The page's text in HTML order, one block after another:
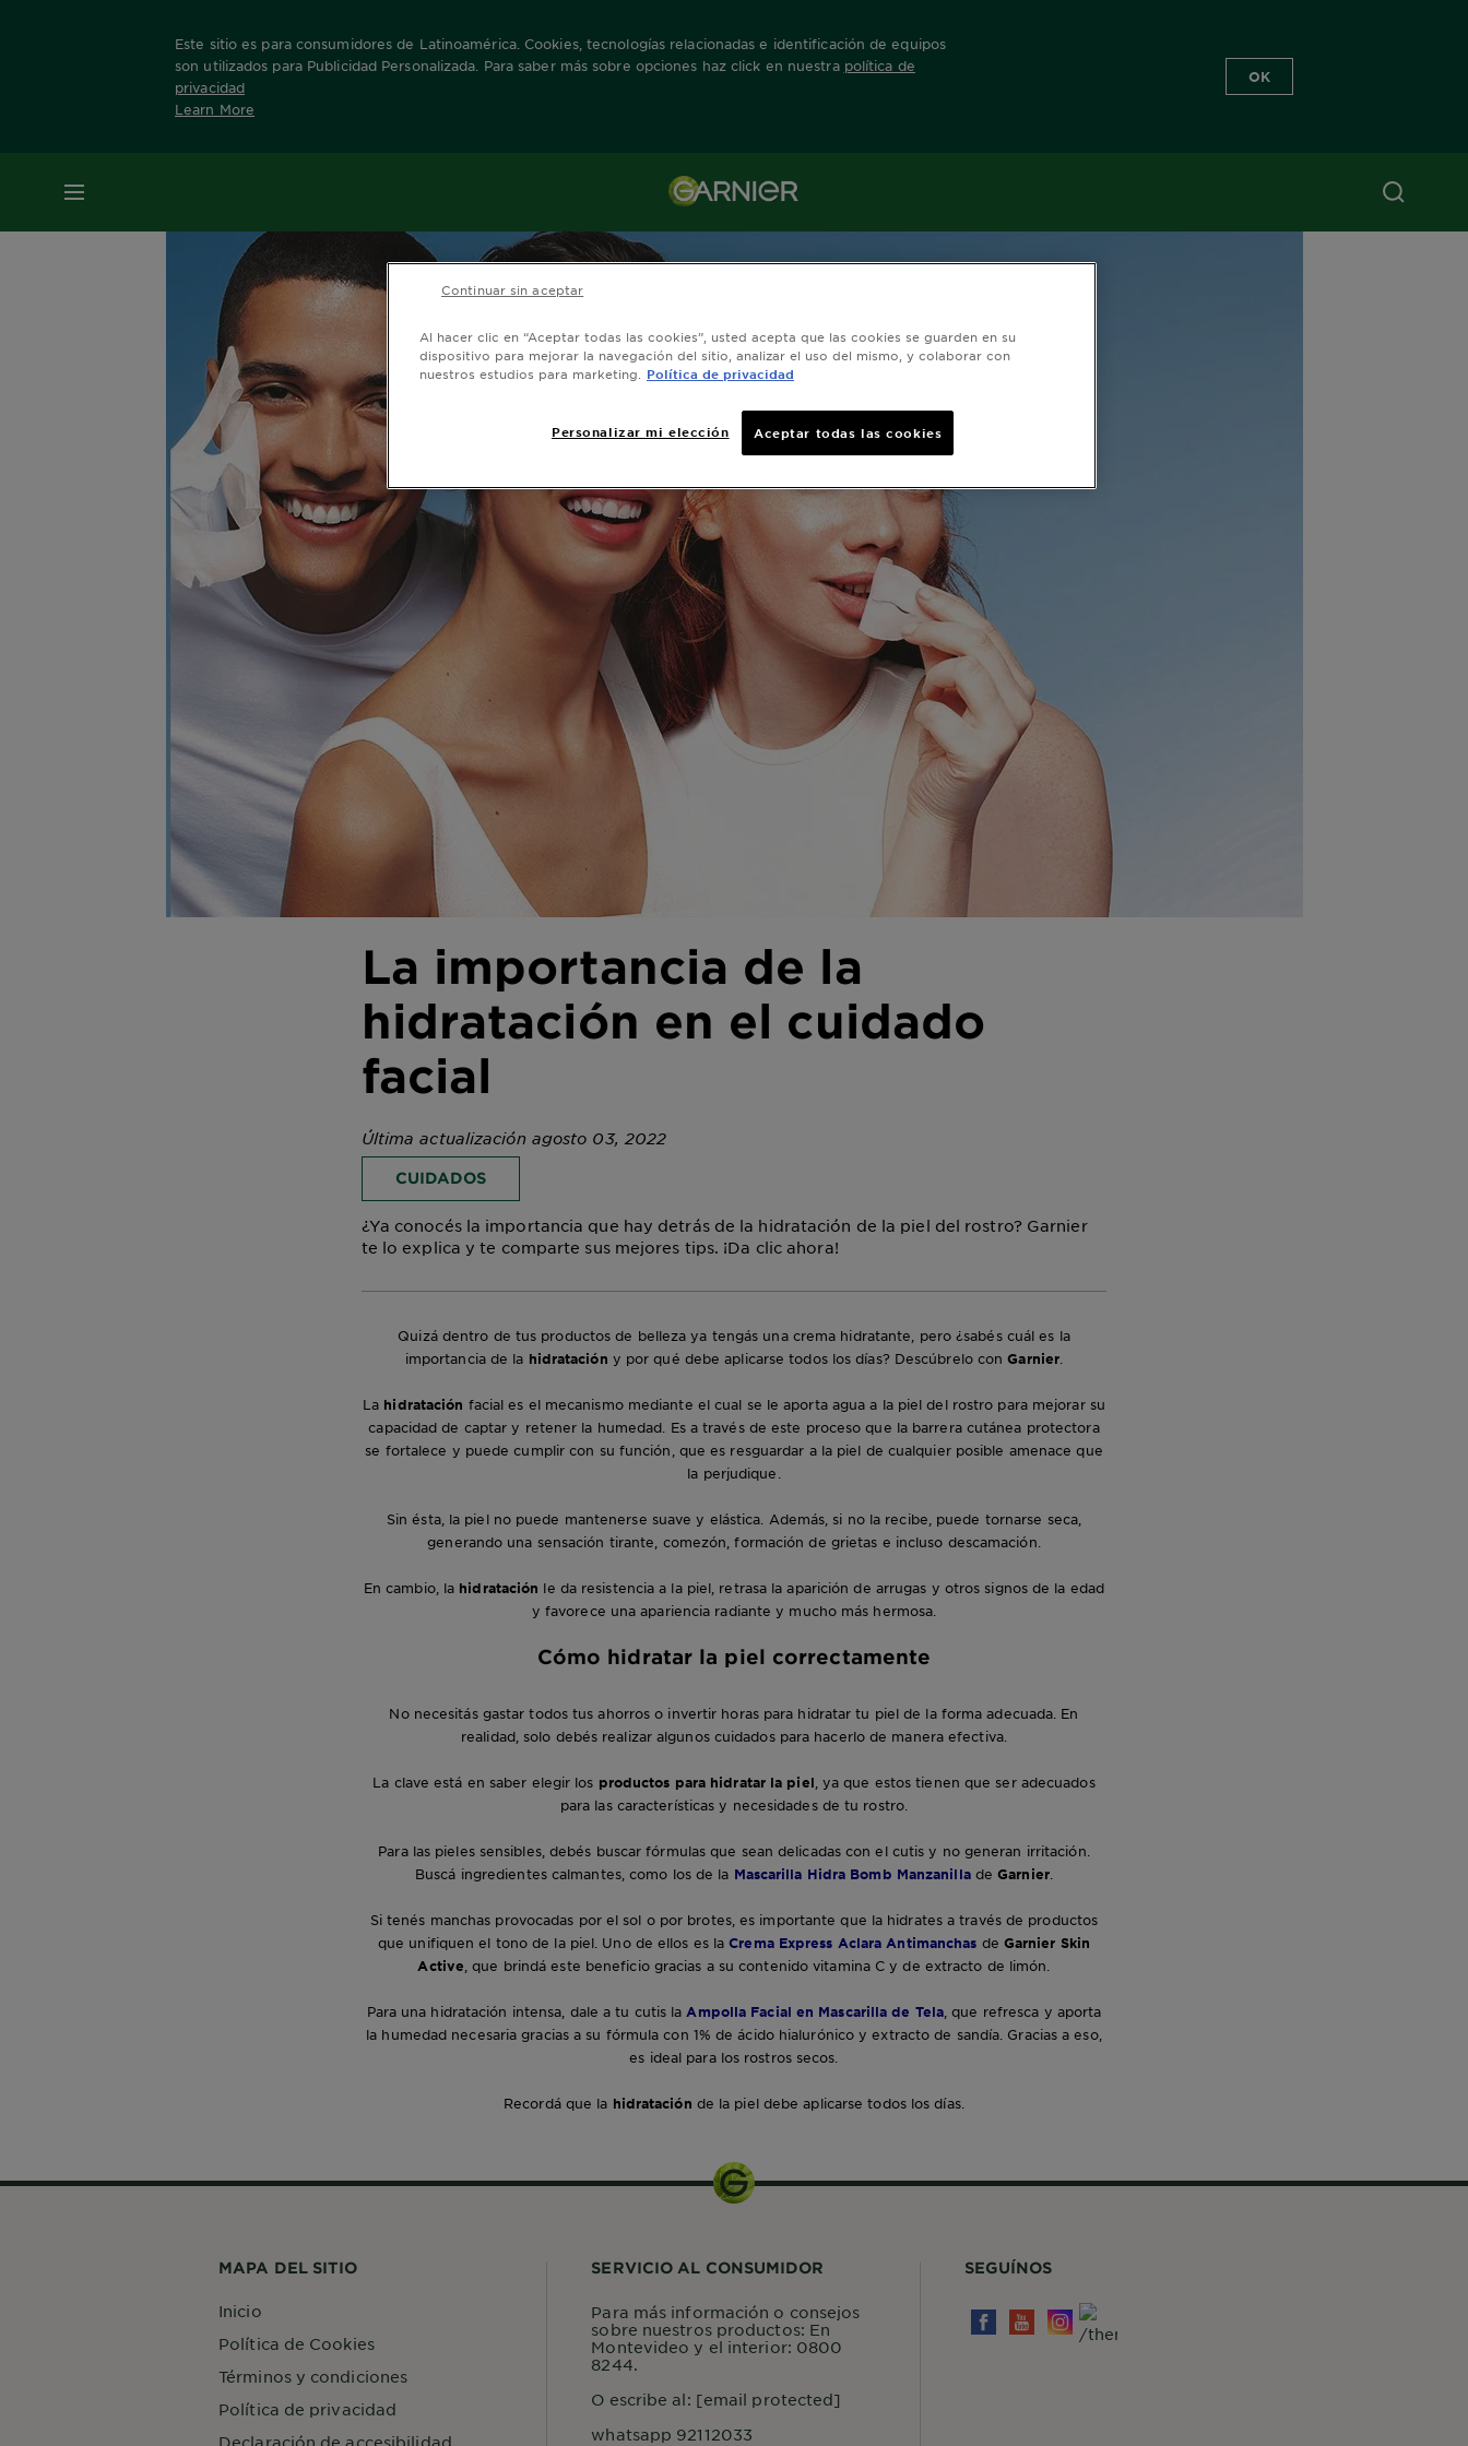
Este sitio es para consumidores de Latinoamérica. Cookies, tecnologías relacionadas e identificación de equipos
son utilizados para Publicidad Personalizada. Para saber más sobre opciones haz click en nuestra política de
privacidad
Learn More
OK
MENÚ
Home Tips
La importancia de la
hidratación en el cuidado
facial
Última actualización agosto 03, 2022
CUIDADOS
¿Ya conocés la importancia que hay detrás de la hidratación de la piel del rostro? Garnier
te lo explica y te comparte sus mejores tips. ¡Da clic ahora!
Quizá dentro de tus productos de belleza ya tengás una crema hidratante, pero ¿sabés cuál es la
importancia de la hidratación y por qué debe aplicarse todos los días? Descúbrelo conGarnier
La hidratación facial es el mecanismo mediante el cual se le aporta agua a la piel del rostro para mejorar su
capacidad de captar y retener la humedad. Es a través de este proceso que la barrera cutánea protectora
se fortalece y puede cumplir con su función, que es resguardar a la piel de cualquier posible amenace que
la perjudique.
Sin ésta, la piel no puede mantenerse suave y elástica. Además, si no la recibe, puede tornarse seca,
generando una sensación tirante, comezón, formación de grietas e incluso descamación.
En cambio, la hidratación le da resistencia a la piel, retrasa la aparición de arrugas y otros signos de la edad
y favorece una apariencia radiante y mucho más hermosa.
Cómo hidratar la piel correctamente
No necesitás gastar todos tus ahorros o invertir horas para hidratar tu piel de la forma adecuada. En
realidad, solo debés realizar algunos cuidados para hacerlo de manera efectiva.
La clave está en saber elegir los productos para hidratar la piel , ya que estos tienen que ser adecuados
para las características y necesidades de tu rostro.
Para las pieles sensibles, debés buscar fórmulas que sean delicadas con el cutis y no generan irritación.
Buscá ingredientes calmantes, como los de la Mascarilla Hidra Bomb ManzanilladeGarnier.
Si tenés manchas provocadas por el sol o por brotes, es importante que la hidrates a través de productos
que unifiquen el tono de la piel. Uno de ellos es laCrema Express Aclara Antimanchas de Garnier Skin
Active , que brindá este beneficio gracias a su contenido vitamina C y de extracto de limón.
Para una hidratación intensa, dale a tu cutis la Ampolla Facial en Mascarilla de Tela , que refresca y aporta
la humedad necesaria gracias a su fórmula con 1% de ácido hialurónico y extracto de sandía. Gracias a eso,
es ideal para los rostros secos.
Recordá que la hidratación de la piel debe aplicarse todos los días.
MAPA DEL SITIO
Inicio
Política de Cookies
Términos y condiciones
Política de privacidad
Declaración de accesibilidad
SERVICIO AL CONSUMIDOR
Para más información o consejos
sobre nuestros productos: En
Montevideo y el interior: 0800
8244.
O escribe al: [email protected]
whatsapp 92112033
SEGUÍNOS
Al hacer clic en “Aceptar todas las cookies”, usted acepta que las cookies se guarden en su
dispositivo para mejorar la navegación del sitio, analizar el uso del mismo, y colaborar con
nuestros estudios para marketing.
Política de privacidad
Personalizar mi elección Aceptar todas las cookies
Continuar sin aceptar